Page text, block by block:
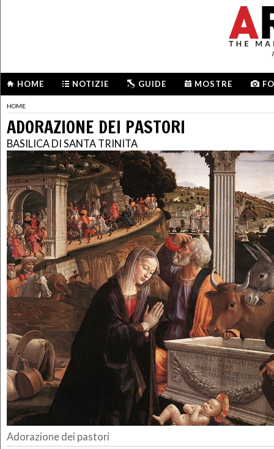
HOME NOTIZIE GUIDE MOSTRE
HOME
ADORAZIONE DEI PASTORI
BASILICA DI SANTA TRINITA
Adorazione dei pastori